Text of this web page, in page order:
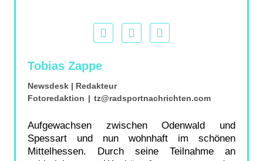
Tobias Zappe
Newsdesk | Redakteur
Fotoredaktion | tz@radsportnachrichten.com
Aufgewachsen zwischen Odenwald und
Spessart und nun wohnhaft im schönen
Mittelhessen. Durch seine Teilnahme an